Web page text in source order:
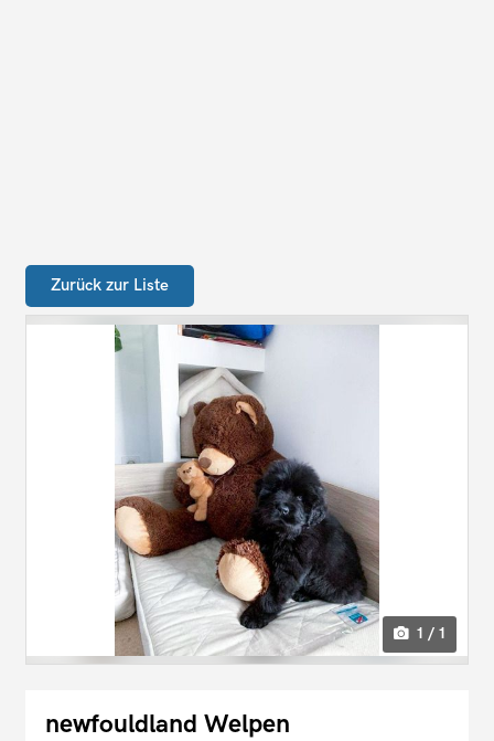
Zurück zur Liste
1 / 1
newfouldland Welpen